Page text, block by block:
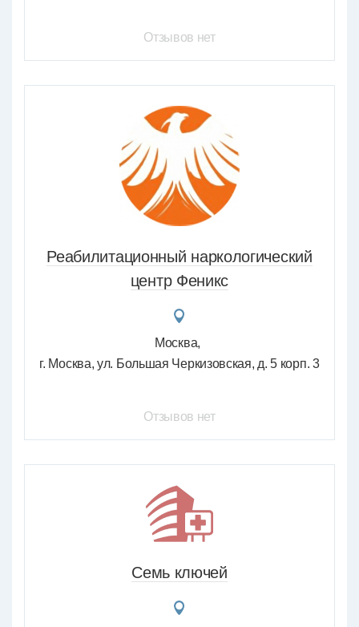
Отзывов нет
Реабилитационный наркологический
центр Феникс
Москва
г. Москва, ул. Большая Черкизовская, д. 5 корп. 3
Отзывов нет
Семь ключей